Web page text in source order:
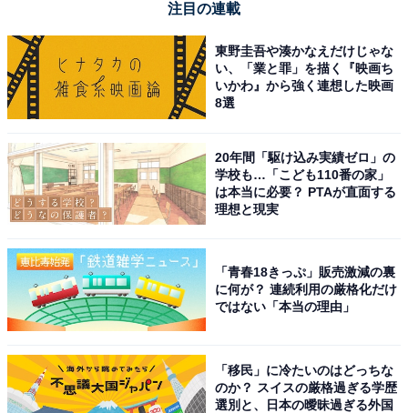
ませんが、色白できれいな人が多いイメージがあります
（群馬県／30代女性）」「色の白い人が多そう。秋田美
人ともいうから（大分県／50代女性）」などのコメント
が集まりました。
※回答者コメントは原文ママです
＞次ページ：13位までのランキング結果
【おすすめ記事】
「方言が反則級にかわいい／かっこいい！」と思う都道
府県ランキング 3位 大阪府、2位 京都府、1位は？
注目の連載
東野圭吾や湊かなえだけじゃな
い、「業と罪」を描く『映画ち
いかわ』から強く連想した映画
8選
20年間「駆け込み実績ゼロ」の
学校も…「こども110番の家」
は本当に必要？ PTAが直面する
理想と現実
「青春18きっぷ」販売激減の裏
に何が？ 連続利用の厳格化だけ
ではない「本当の理由」
「移民」に冷たいのはどっちな
のか？ スイスの厳格過ぎる学歴
選別と、日本の曖昧過ぎる外国